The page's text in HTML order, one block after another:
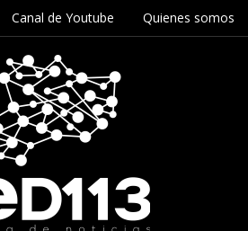
Canal de Youtube Quienes somos